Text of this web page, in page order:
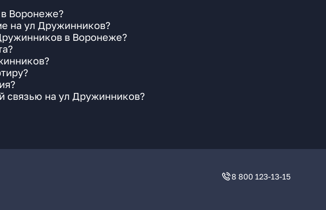
Воронеже?
на ул Дружинников?
в Воронеже?
связью на ул Дружинников?
8 800 123-13-15